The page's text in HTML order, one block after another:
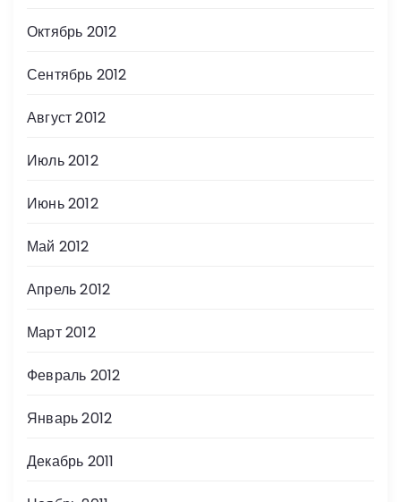
Октябрь 2012
Сентябрь 2012
Август 2012
Июль 2012
Июнь 2012
Май 2012
Апрель 2012
Март 2012
Февраль 2012
Январь 2012
Декабрь 2011